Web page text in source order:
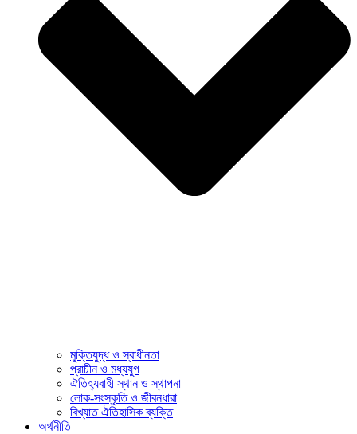
মুক্তিযুদ্ধ ও স্বাধীনতা
প্রাচীন ও মধ্যযুগ
ঐতিহ্যবাহী স্থান ও স্থাপনা
লোক-সংস্কৃতি ও জীবনধারা
বিখ্যাত ঐতিহাসিক ব্যক্তি
অর্থনীতি